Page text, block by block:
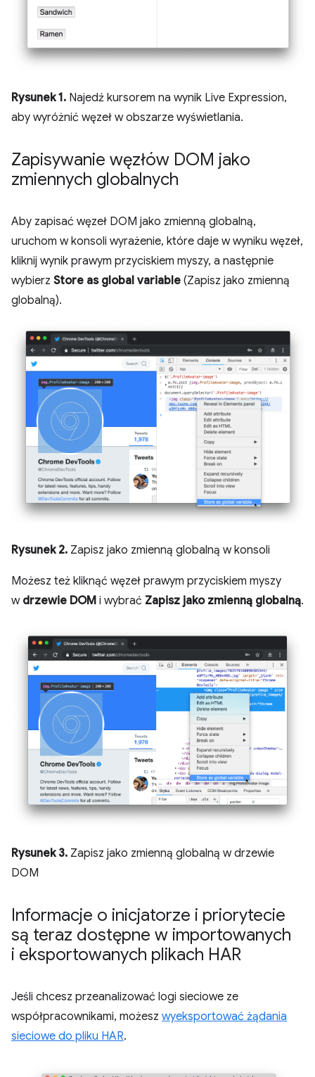
Rysunek 1. Najedź kursorem na wynik Live Expression,
aby wyróżnić węzeł w obszarze wyświetlania.
Zapisywanie węzłów DOM jako
zmiennych globalnych
Aby zapisać węzeł DOM jako zmienną globalną,
uruchom w konsoli wyrażenie, które daje w wyniku węzeł,
kliknij wynik prawym przyciskiem myszy, a następnie
wybierz Store as global variable (Zapisz jako zmienną
globalną).
Rysunek 2. Zapisz jako zmienną globalną w konsoli
Możesz też kliknąć węzeł prawym przyciskiem myszy
w drzewie DOM i wybrać Zapisz jako zmienną globalną.
Rysunek 3. Zapisz jako zmienną globalną w drzewie
DOM
Informacje o inicjatorze i priorytecie
są teraz dostępne w importowanych
i eksportowanych plikach HAR
Jeśli chcesz przeanalizować logi sieciowe ze
współpracownikami, możesz wyeksportować żądania
sieciowe do pliku HAR.